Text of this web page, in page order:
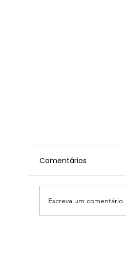
Comentários
Escreva um comentário